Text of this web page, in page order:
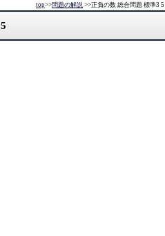
top>>問題の解説 >>正負の数 総合問題 標準3 5